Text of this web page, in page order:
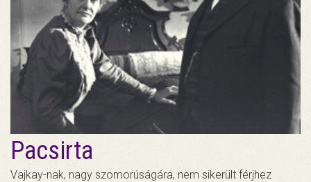
Pacsirta
Vajkay-nak, nagy szomorúságára, nem sikerült férjhez